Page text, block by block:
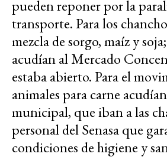
pueden reponer por la
transporte. Para los
mezcla de sorgo, maíz y
acudían al Mercado
estaba abierto. Para el
animales para carne
municipal, que iban a las
personal del Senasa que
condiciones de higiene y